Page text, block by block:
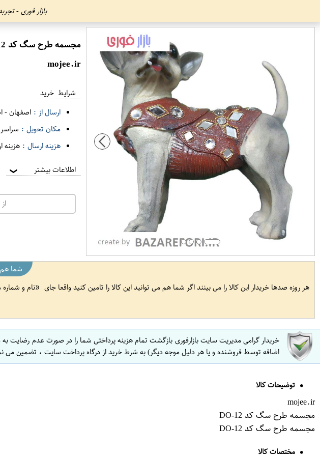
بازار فوری -
مجسمه طرح سگ کد DO-12
mojee.ir
شرایط خرید
ارسال از : اصفهان-
مکان تحویل :
هزینه ارسال : هزینه
اطلاعات بیشتر ❯
شما هم
هر روزه صدها خریدار این کالا را می بینند اگر شما هم می توانید این کالا را تامین کنید واقعا جای
نام و
خریدار گرامی مدیریت سایت بازارفوری بازگشت تمام هزینه پرداختی شما را در صورت عدم
اضافه توسط فروشنده و یا هر دلیل موجه دیگر) به شرط خرید از درگاه پرداخت سایت ، تضمین می
توضیحات کالا
mojee.ir
مجسمه طرح سگ کد DO-12
مجسمه طرح سگ کد DO-12
مختصات کالا